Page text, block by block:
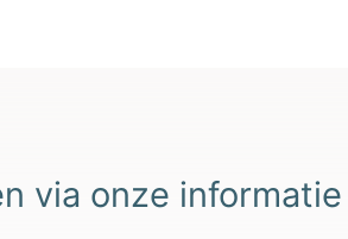
via onze informatie